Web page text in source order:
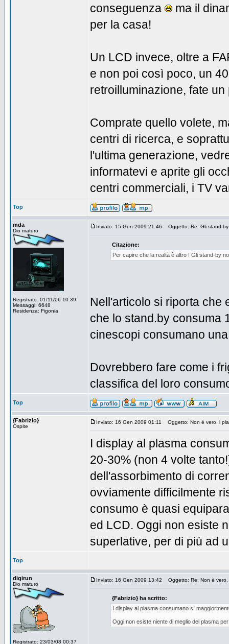
conseguenza
ma il
per la casa!
Un LCD invece, oltre a
e non poi così poco, un
retroilluminazione, fate un
Comprate quello volete,
centri di ricerca, e
l'ultima generazione,
informatevi e aprite gli
centri commerciali, i TV
Top
mda
Dio maturo
Registrato: 01/11/06 10:39
Messaggi: 6648
Residenza: Figonia
Inviato: 15 Gen 2009 21:46 Oggetto: Re: Gli stand-
Citazione:
Per capire che la realtà è altro ! Gli stand-by
Nell'articolo si riporta che
che lo stand.by consuma
cinescopi consumano
Dovrebbero fare come i
classifica del loro
Top
{Fabrizio}
Ospite
Inviato: 16 Gen 2009 01:11 Oggetto: Non è vero, i
I display al plasma
20-30% (non 4 volte
dell'assorbimento di
ovviamente difficilmente
consumo è quasi
ed LCD. Oggi non esiste
superlative, per di più ad
Top
digirun
Dio maturo
Registrato: 23/03/08 00:37
Inviato: 16 Gen 2009 13:42 Oggetto: Re: Non è vero,
{Fabrizio} ha scritto:
I display al plasma consumano sì
Oggi non esiste niente di meglio del plasma